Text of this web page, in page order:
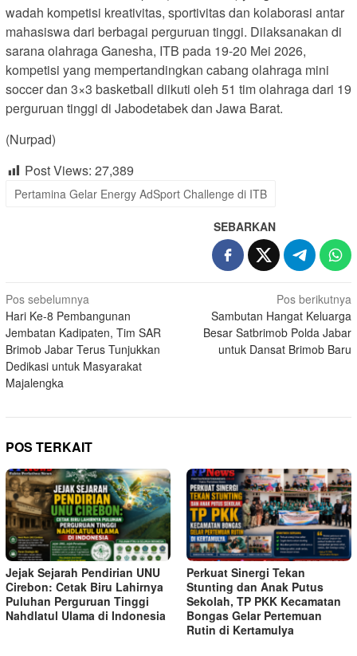
wadah kompetisi kreativitas, sportivitas dan kolaborasi antar
mahasiswa dari berbagai perguruan tinggi. Dilaksanakan di
sarana olahraga Ganesha, ITB pada 19-20 Mei 2026,
kompetisi yang mempertandingkan cabang olahraga mini
soccer dan 3×3 basketball diikuti oleh 51 tim olahraga dari 19
perguruan tinggi di Jabodetabek dan Jawa Barat.
(Nurpad)
Post Views: 27,389
Pertamina Gelar Energy AdSport Challenge di ITB
SEBARKAN
Navigasi
pos
Pos sebelumnya
Hari Ke-8 Pembangunan
Jembatan Kadipaten, Tim SAR
Brimob Jabar Terus Tunjukkan
Dedikasi untuk Masyarakat
Majalengka
Pos berikutnya
Sambutan Hangat Keluarga
Besar Satbrimob Polda Jabar
untuk Dansat Brimob Baru
POS TERKAIT
Jejak Sejarah Pendirian UNU
Cirebon: Cetak Biru Lahirnya
Puluhan Perguruan Tinggi
Nahdlatul Ulama di Indonesia
Perkuat Sinergi Tekan
Stunting dan Anak Putus
Sekolah, TP PKK Kecamatan
Bongas Gelar Pertemuan
Rutin di Kertamulya